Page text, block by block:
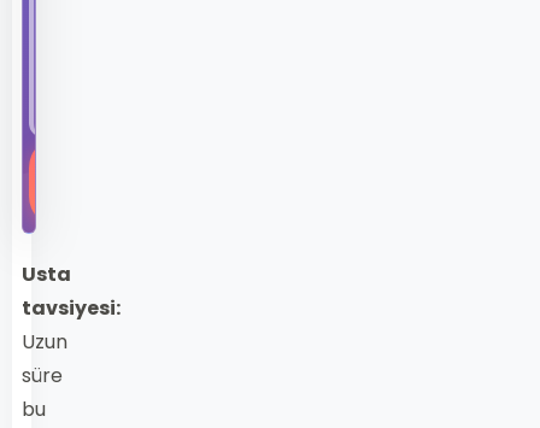
Usta
tavsiyesi:
Uzun
süre
bu